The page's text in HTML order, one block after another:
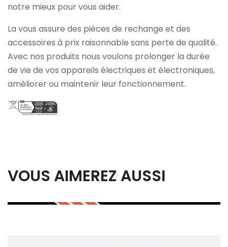
notre mieux pour vous aider.
La vous assure des pièces de rechange et des
accessoires à prix raisonnable sans perte de qualité.
Avec nos produits nous voulons prolonger la durée
de vie de vos appareils électriques et électroniques,
améliorer ou maintenir leur fonctionnement.
VOUS AIMEREZ AUSSI